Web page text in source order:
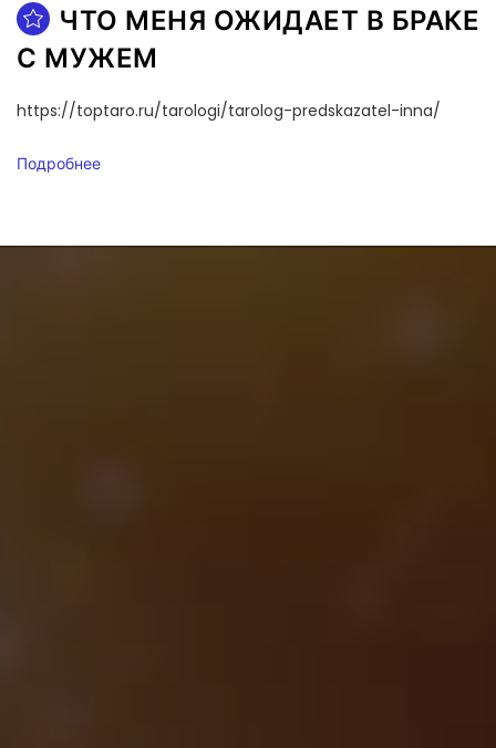
ЧТО МЕНЯ ОЖИДАЕТ В БРАКЕ
С МУЖЕМ
https://toptaro.ru/tarologi/tarolog-predskazatel-inna/
Подробнее